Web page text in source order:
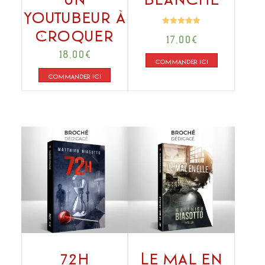
Youtubeur à
Croquer
18,00 €
COMMANDER ICI
5.00
sur 5
17,00 €
COMMANDER ICI
72h
Le Mal en